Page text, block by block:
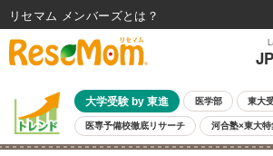
JP
大学受験 by 東進 医学部 東大
医専予備校徹底リサーチ 河合塾×東大特
親子で考える大学選び 高校受験 中学受験 小
リセマム メンバーズ